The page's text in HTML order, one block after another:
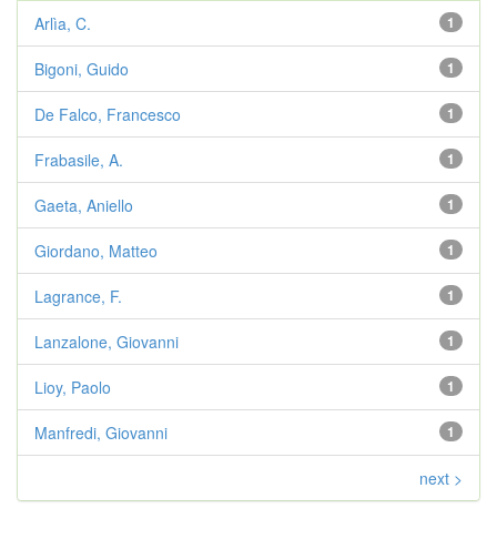
1
Arlìa, C.
1
Bigoni, Guido
1
De Falco, Francesco
1
Frabasile, A.
1
Gaeta, Aniello
1
Giordano, Matteo
1
Lagrance, F.
1
Lanzalone, Giovanni
1
Lioy, Paolo
1
Manfredi, Giovanni
next >